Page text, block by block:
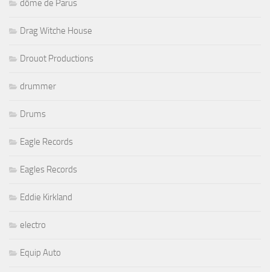
dôme de Parus
Drag Witche House
Drouot Productions
drummer
Drums
Eagle Records
Eagles Records
Eddie Kirkland
electro
Equip Auto